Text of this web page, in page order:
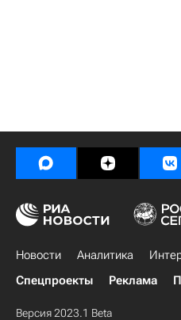
Новости Аналитика
Спецпроекты
Реклама
Версия 2023.1 Beta